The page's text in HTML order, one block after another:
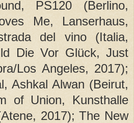
PS120 (Berlino,
Me, Lanserhaus,
del vino (Italia,
Die Vor Glück, Just
Los Angeles, 2017);
Ashkal Alwan (Beirut,
of Union, Kunsthalle
2017); The New